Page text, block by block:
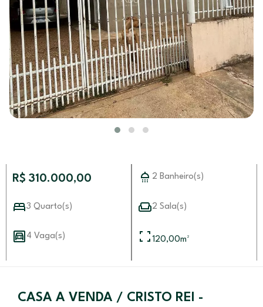
R$ 310.000,00 2 Banheiro(s)
3 Quarto(s) 2 Sala(s)
4 Vaga(s) 120,00m²
CASA A VENDA / CRISTO REI -